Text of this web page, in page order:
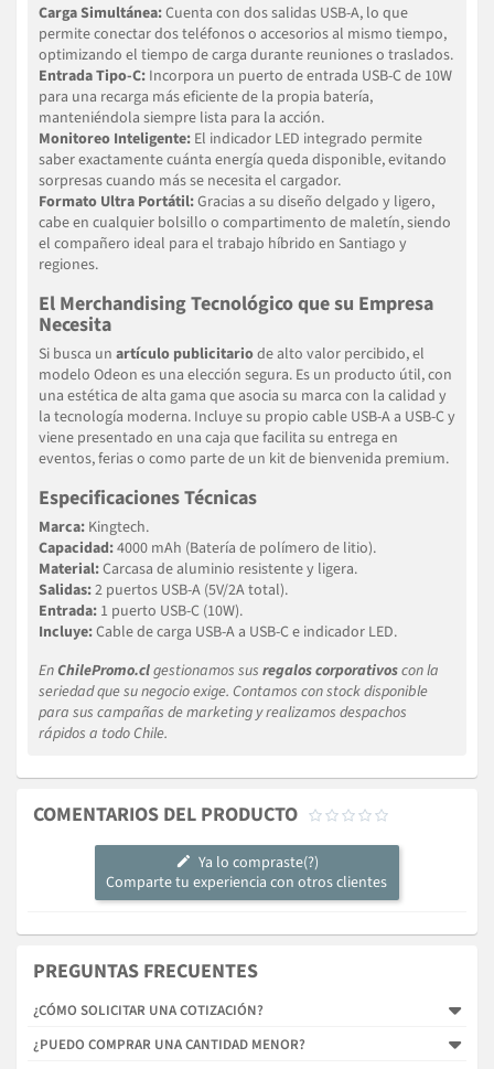
Carga Simultánea:Cuenta con dos salidas USB-A, lo que
permite conectar dos teléfonos o accesorios al mismo tiempo,
optimizando el tiempo de carga durante reuniones o traslados.
Entrada Tipo-C: Incorpora un puerto de entrada USB-C de 10W
para una recarga más eficiente de la propia batería,
manteniéndola siempre lista para la acción.
Monitoreo Inteligente: El indicador LED integrado permite
saber exactamente cuánta energía queda disponible, evitando
sorpresas cuando más se necesita el cargador.
Formato Ultra Portátil:Gracias a su diseño delgado y ligero,
cabe en cualquier bolsillo o compartimento de maletín, siendo
el compañero ideal para el trabajo híbrido en Santiago y
regiones.
El Merchandising Tecnológico que su Empresa
Necesita
Si busca un artículo publicitariode alto valor percibido, el
modelo Odeon es una elección segura. Es un producto útil, con
una estética de alta gama que asocia su marca con la calidad y
la tecnología moderna. Incluye su propio cable USB-A a USB-C y
viene presentado en una caja que facilita su entrega en
eventos, ferias o como parte de un kit de bienvenida premium.
Especificaciones Técnicas
Marca: Kingtech.
Capacidad:4000 mAh (Batería de polímero de litio).
Material:Carcasa de aluminio resistente y ligera.
Salidas:2 puertos USB-A (5V/2A total).
Entrada: 1 puerto USB-C (10W).
Incluye:Cable de carga USB-A a USB-C e indicador LED.
EnChilePromo.clgestionamos sus regalos corporativoscon la
seriedad que su negocio exige. Contamos con stock disponible
para sus campañas de marketing y realizamos despachos
rápidos a todo Chile.
COMENTARIOS DEL PRODUCTO     
Ya lo compraste(?)
Comparte tu experiencia con otros clientes
PREGUNTAS FRECUENTES
¿CÓMO SOLICITAR UNA COTIZACIÓN?
¿PUEDO COMPRAR UNA CANTIDAD MENOR?